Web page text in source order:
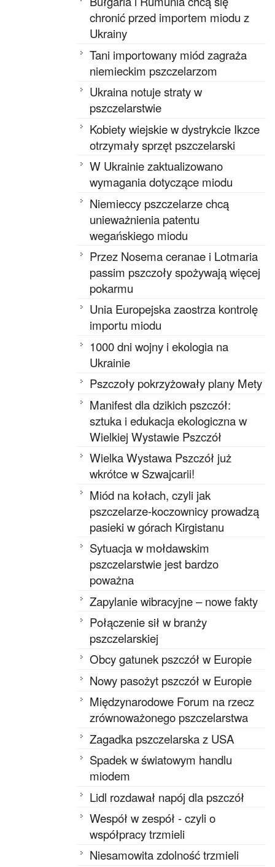
chronić przed importem miodu z
Ukrainy
Tani importowany miód zagraża
niemieckim pszczelarzom
Ukraina notuje straty w
pszczelarstwie
Kobiety wiejskie w dystrykcie Ikzce
otrzymały sprzęt pszczelarski
W Ukrainie zaktualizowano
wymagania dotyczące miodu
Niemieccy pszczelarze chcą
unieważnienia patentu
wegańskiego miodu
Przez Nosema ceranae i Lotmaria
passim pszczoły spożywają więcej
pokarmu
Unia Europejska zaostrza kontrolę
importu miodu
1000 dni wojny i ekologia na
Ukrainie
Pszczoły pokrzyżowały plany Mety
Manifest dla dzikich pszczół:
sztuka i edukacja ekologiczna w
Wielkiej Wystawie Pszczół
Wielka Wystawa Pszczół już
wkrótce w Szwajcarii!
Miód na kołach, czyli jak
pszczelarze-koczownicy prowadzą
pasieki w górach Kirgistanu
Sytuacja w mołdawskim
pszczelarstwie jest bardzo
poważna
Zapylanie wibracyjne – nowe fakty
Połączenie sił w branży
pszczelarskiej
Obcy gatunek pszczół w Europie
Nowy pasożyt pszczół w Europie
Międzynarodowe Forum na rzecz
zrównoważonego pszczelarstwa
Zagadka pszczelarska z USA
Spadek w światowym handlu
miodem
Lidl rozdawał napój dla pszczół
Wespół w zespół - czyli o
współpracy trzmieli
Niesamowita zdolność trzmieli